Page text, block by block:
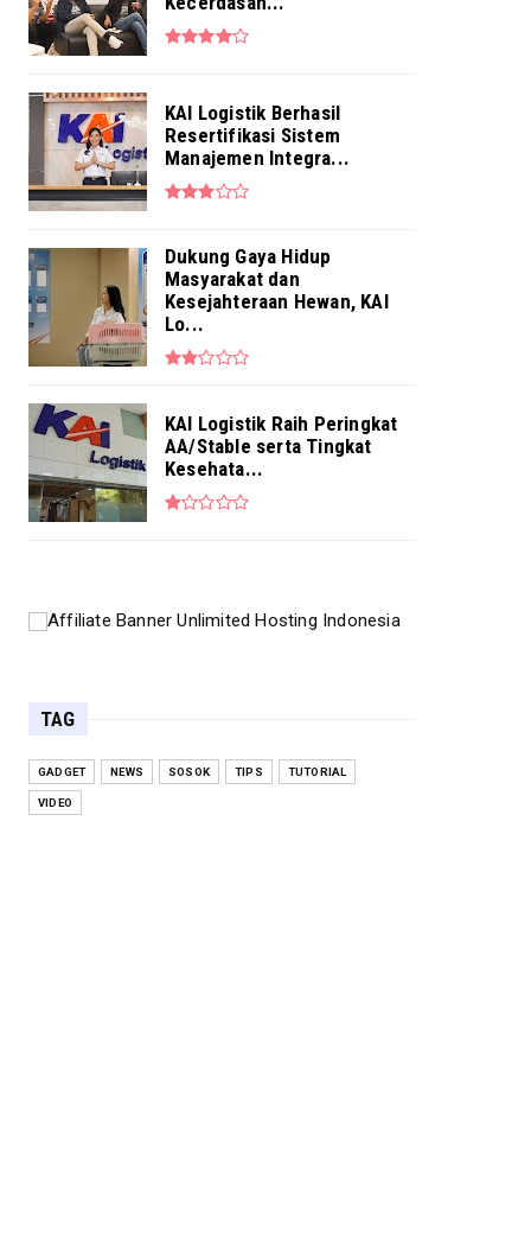
Aug 04, 2026
Pekerja BRI Region 6 Gelar
Pengajian Bersama
Aug 03, 2026
KAI Logistik Berhasil
Resertifikasi Sistem
Manajemen Integra...
Dukung Gaya Hidup
Masyarakat dan
Kesejahteraan Hewan, KAI
Lo...
KAI Logistik Raih Peringkat
AA/Stable serta Tingkat
Kesehata...
TAG
GADGET NEWS SOSOK TIPS TUTORIAL
VIDEO